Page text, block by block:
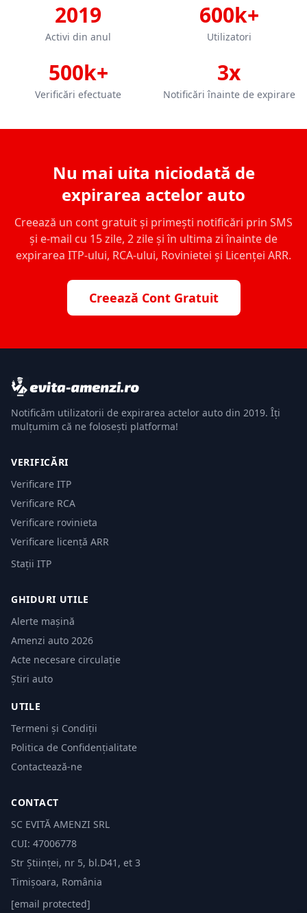
2019
Activi din anul
600k+
Utilizatori
500k+
Verificări efectuate
3x
Notificări înainte de expirare
Nu mai uita niciodată de
expirarea actelor auto
Creează un cont gratuit și primești notificări prin SMS
și e-mail cu 15 zile, 2 zile și în ultima zi înainte de
expirarea ITP-ului, RCA-ului, Rovinietei și Licenței ARR.
Creează Cont Gratuit
Notificăm utilizatorii de expirarea actelor auto din 2019. Îți
mulțumim că ne folosești platforma!
VERIFICĂRI
Verificare ITP
Verificare RCA
Verificare rovinieta
Verificare licență ARR
Stații ITP
GHIDURI UTILE
Alerte mașină
Amenzi auto 2026
Acte necesare circulație
Știri auto
UTILE
Termeni și Condiții
Politica de Confidențialitate
Contactează-ne
CONTACT
SC EVITĂ AMENZI SRL
CUI: 47006778
Str Științei, nr 5, bl.D41, et 3
Timișoara, România
[email protected]